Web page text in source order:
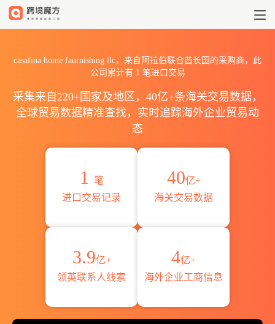
casafina home faurnishing llc，来自阿拉伯联合酋长国的采购商，此
公司累计有 1 笔进口交易
采集来自220+国家及地区，40亿+条海关交易数据，
全球贸易数据精准查找，实时追踪海外企业贸易动
态
1
笔
进口交易记录
40亿+
海关交易数据
3.9亿+
领英联系人线索
4亿+
海外企业工商信息